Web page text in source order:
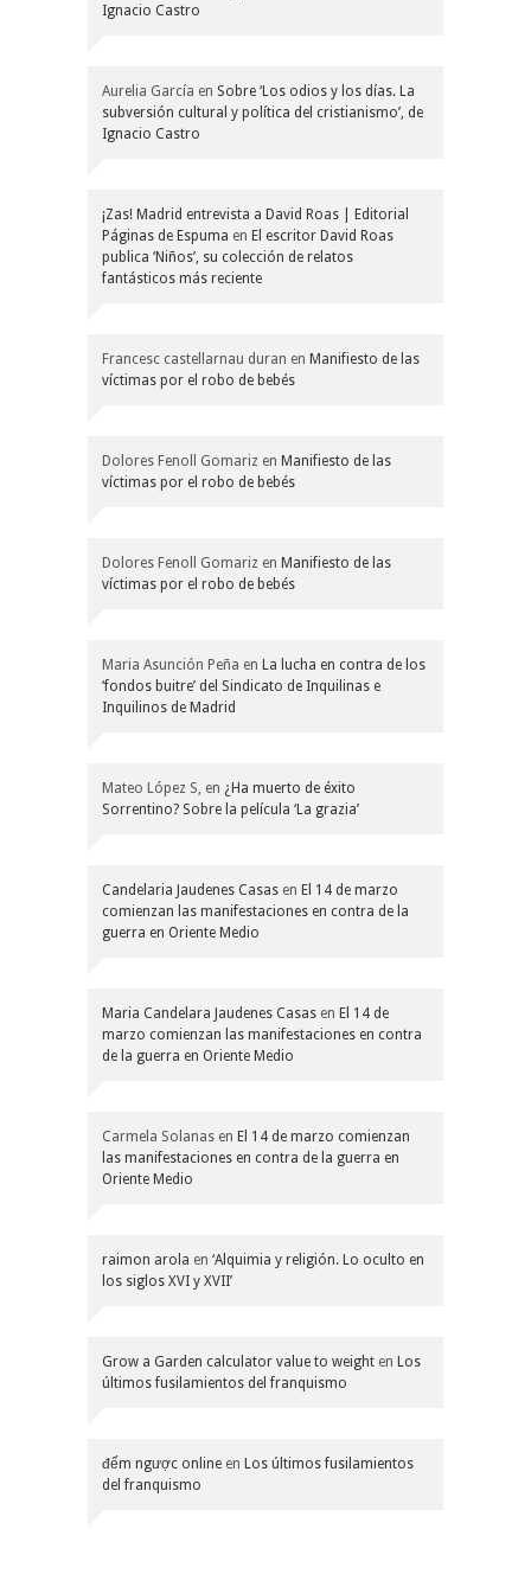
Ignacio Castro
Aurelia García en Sobre ‘Los odios y los días. La
subversión cultural y política del cristianismo’, de
Ignacio Castro
¡Zas! Madrid entrevista a David Roas | Editorial
Páginas de Espuma en El escritor David Roas
publica ‘Niños’, su colección de relatos
fantásticos más reciente
Francesc castellarnau duran en Manifiesto de las
víctimas por el robo de bebés
Dolores Fenoll Gomariz en Manifiesto de las
víctimas por el robo de bebés
Dolores Fenoll Gomariz en Manifiesto de las
víctimas por el robo de bebés
Maria Asunción Peña en La lucha en contra de los
‘fondos buitre’ del Sindicato de Inquilinas e
Inquilinos de Madrid
Mateo López S, en ¿Ha muerto de éxito
Sorrentino? Sobre la película ‘La grazia’
Candelaria Jaudenes Casas en El 14 de marzo
comienzan las manifestaciones en contra de la
guerra en Oriente Medio
Maria Candelara Jaudenes Casas en El 14 de
marzo comienzan las manifestaciones en contra
de la guerra en Oriente Medio
Carmela Solanas en El 14 de marzo comienzan
las manifestaciones en contra de la guerra en
Oriente Medio
raimon arola en ‘Alquimia y religión. Lo oculto en
los siglos XVI y XVII’
Grow a Garden calculator value to weight en Los
últimos fusilamientos del franquismo
đếm ngược online en Los últimos fusilamientos
del franquismo